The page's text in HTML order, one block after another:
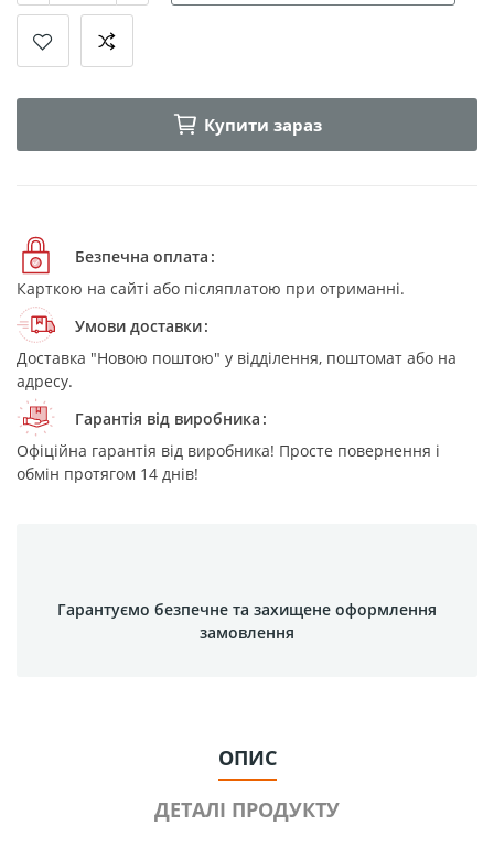
Купити зараз
Безпечна оплата
Карткою на сайті або післяплатою при отриманні.
Умови доставки
Доставка "Новою поштою" у відділення, поштомат або на
адресу.
Гарантія від виробника
Офіційна гарантія від виробника! Просте повернення і
обмін протягом 14 днів!
Гарантуємо безпечне та захищене оформлення
замовлення
ОПИС
ДЕТАЛІ ПРОДУКТУ